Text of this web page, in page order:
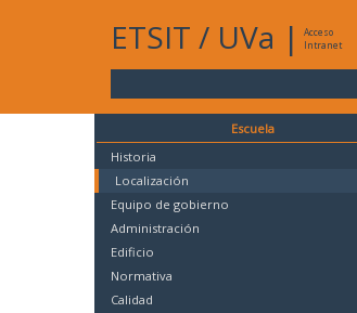
ETSIT / UVa |
Acceso
Intranet
Escuela
Historia
Localización
Equipo de gobierno
Administración
Edificio
Normativa
Calidad